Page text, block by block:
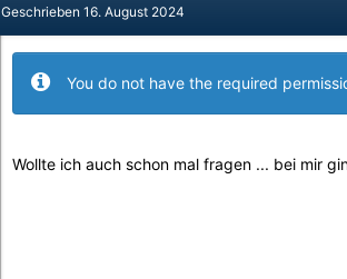
Geschrieben 16. August 2024
You do not have the required
Wollte ich auch schon mal fragen ... bei mir